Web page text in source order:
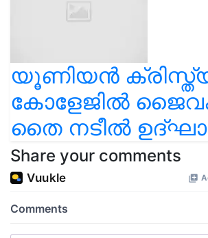
യൂണിയൻ
കോളേജിൽ
തൈ നടീൽ
Share your comments